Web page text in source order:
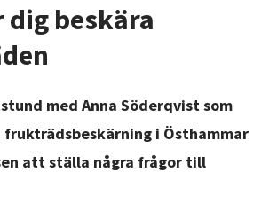
dig beskära
med Anna Söderqvist som
i Östhammar
att ställa några frågor till